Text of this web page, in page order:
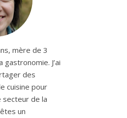
mère de 3
gastronomie. J’ai
des
cuisine pour
secteur de la
un